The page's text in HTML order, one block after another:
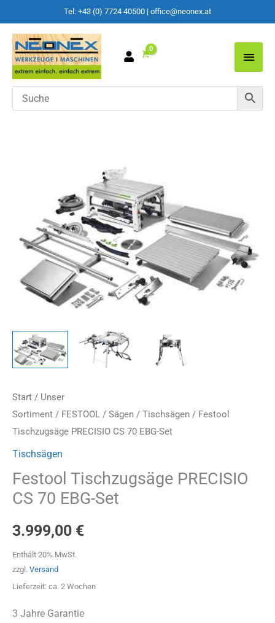
Tel: +43 (0) 7724 40500 | office@neonex.at
Main
Start / Unser
Sortiment / FESTOOL / Sägen / Tischsägen / Festool
Tischzugsäge PRECISIO CS 70 EBG-Set
Tischsägen
Festool Tischzugsäge PRECISIO
CS 70 EBG-Set
3.999,00 €
Enthält 20% MwSt.
zzgl. Versand
Lieferzeit: ca. 2 Wochen
3 Jahre Garantie